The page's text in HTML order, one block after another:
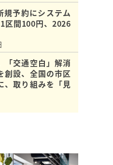
規予約にシステム
区間100円、2026
「交通空白」解消
創設、全国の市区
、取り組みを「見